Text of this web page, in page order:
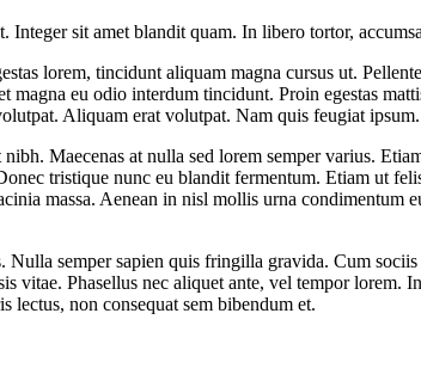
sit amet blandit quam. In libero tortor,
lorem, tincidunt aliquam magna cursus ut.
eu odio interdum tincidunt. Proin egestas
Aliquam erat volutpat. Nam quis feugiat ipsum.
Maecenas at nulla sed lorem semper varius.
tristique nunc eu blandit fermentum. Etiam ut
massa. Aenean in nisl mollis urna
semper sapien quis fringilla gravida. Cum
vitae. Phasellus nec aliquet ante, vel tempor
lectus, non consequat sem bibendum et.